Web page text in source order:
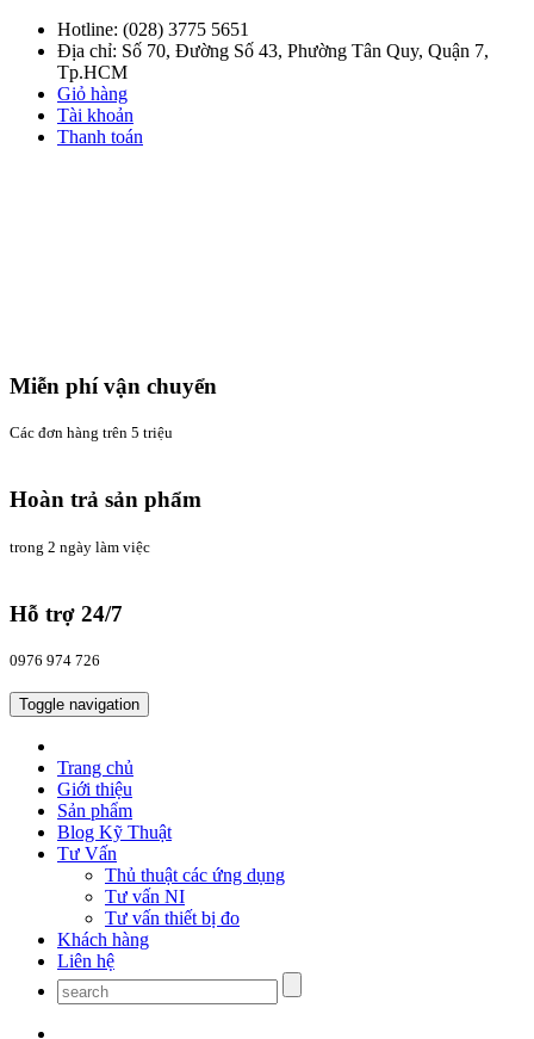
Hotline: (028) 3775 5651
Địa chỉ: Số 70, Đường Số 43, Phường Tân Quy, Quận 7,
Tp.HCM
Giỏ hàng
Tài khoản
Thanh toán
Miễn phí vận chuyển
Các đơn hàng trên 5 triệu
Hoàn trả sản phẩm
trong 2 ngày làm việc
Hỗ trợ 24/7
0976 974 726
Toggle navigation
Trang chủ
Giới thiệu
Sản phẩm
Blog Kỹ Thuật
Tư Vấn
Thủ thuật các ứng dụng
Tư vấn NI
Tư vấn thiết bị đo
Khách hàng
Liên hệ